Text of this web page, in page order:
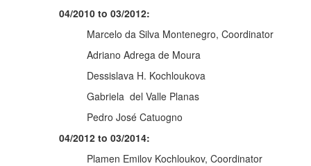
04/2010 to 03/2012:
Marcelo da Silva Montenegro, Coordinator
Adriano Adrega de Moura
Dessislava H. Kochloukova
Gabriela del Valle Planas
Pedro José Catuogno
04/2012 to 03/2014:
Plamen Emilov Kochloukov, Coordinator